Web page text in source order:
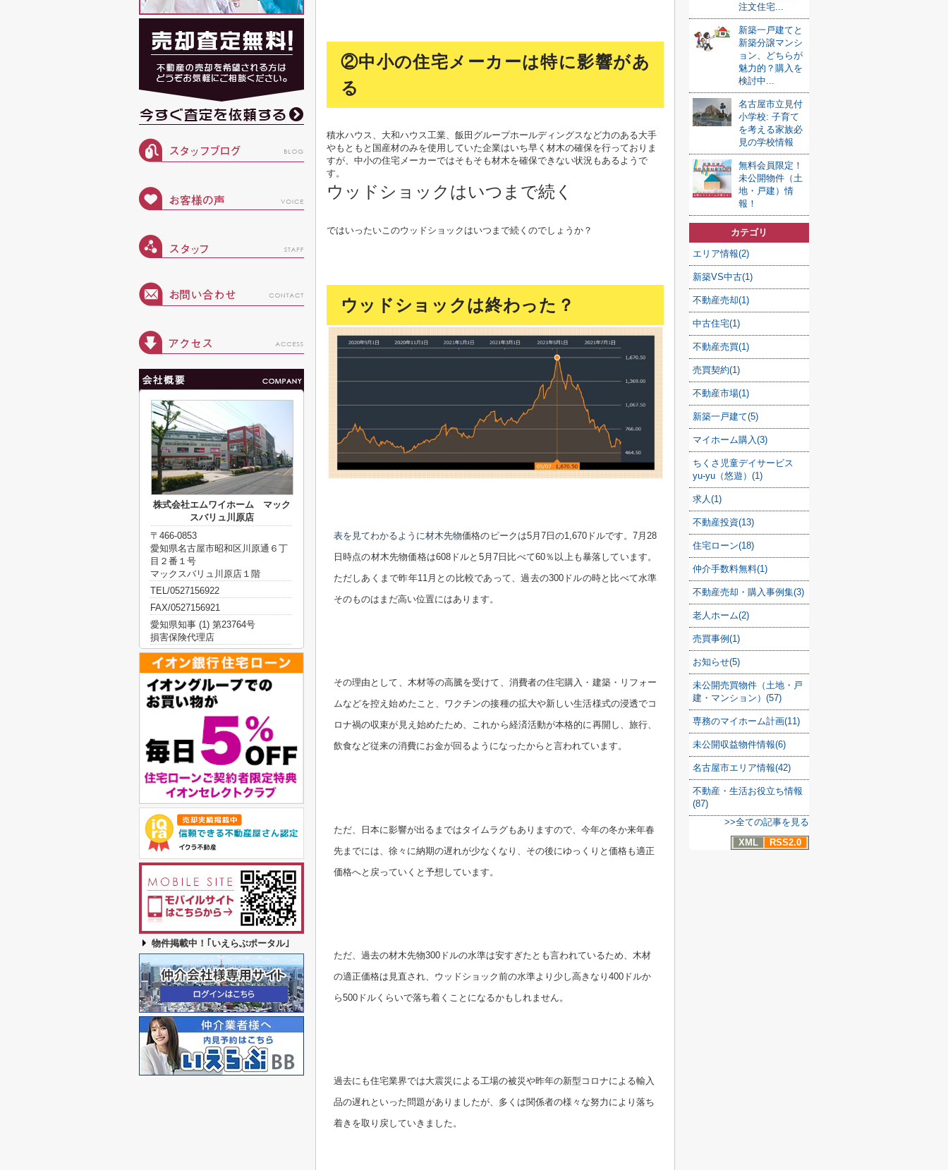
②中小の住宅メーカーは特に影響があ
る
積水ハウス、大和ハウス工業、飯田グループホールディングスなど力のある大手
やもともと国産材のみを使用していた企業はいち早く材木の確保を行っておりま
すが、中小の住宅メーカーではそもそも材木を確保できない状況もあるようで
す。
ウッドショックはいつまで続く
ではいったいこのウッドショックはいつまで続くのでしょうか？
ウッドショックは終わった？
表を見てわかるように材木先物価格のピークは5月7日の1,670ドルです。7月28
日時点の材木先物価格は608ドルと5月7日比べて60％以上も暴落しています。
ただしあくまで昨年11月との比較であって、過去の300ドルの時と比べて水準
そのものはまだ高い位置にはあります。
その理由として、木材等の高騰を受けて、消費者の住宅購入・建築・リフォー
ムなどを控え始めたこと、ワクチンの接種の拡大や新しい生活様式の浸透でコ
ロナ禍の収束が見え始めたため、これから経済活動が本格的に再開し、旅行、
飲食など従来の消費にお金が回るようになったからと言われています。
ただ、日本に影響が出るまではタイムラグもありますので、今年の冬か来年春
先までには、徐々に納期の遅れが少なくなり、その後にゆっくりと価格も適正
価格へと戻っていくと予想しています。
ただ、過去の材木先物300ドルの水準は安すぎたとも言われているため、木材
の適正価格は見直され、ウッドショック前の水準より少し高きなり400ドルか
ら500ドルくらいで落ち着くことになるかもしれません。
過去にも住宅業界では大震災による工場の被災や昨年の新型コロナによる輸入
品の遅れといった問題がありましたが、多くは関係者の様々な努力により落ち
着きを取り戻していきました。
注文住宅...
新築一戸建てと
新築分譲マンシ
ョン、どちらが
魅力的？購入を
検討中...
名古屋市立見付
小学校: 子育て
を考える家族必
見の学校情報
無料会員限定！
未公開物件（土
地・戸建）情
報！
カテゴリ
エリア情報(2)
新築VS中古(1)
不動産売却(1)
中古住宅(1)
不動産売買(1)
売買契約(1)
不動産市場(1)
新築一戸建て(5)
マイホーム購入(3)
ちくさ児童デイサービス
yu-yu（悠遊）(1)
求人(1)
不動産投資(13)
住宅ローン(18)
仲介手数料無料(1)
不動産売却・購入事例集(3)
老人ホーム(2)
売買事例(1)
お知らせ(5)
未公開売買物件（土地・戸
建・マンション）(57)
専務のマイホーム計画(11)
未公開収益物件情報(6)
名古屋市エリア情報(42)
不動産・生活お役立ち情報
(87)
>>全ての記事を見る
XML
RSS2.0
株式会社エムワイホーム マック
スバリュ川原店
〒466-0853
愛知県名古屋市昭和区川原通６丁
目２番１号
マックスバリュ川原店１階
TEL/0527156922
FAX/0527156921
愛知県知事 (1) 第23764号
損害保険代理店
物件掲載中！｢いえらぶポータル｣